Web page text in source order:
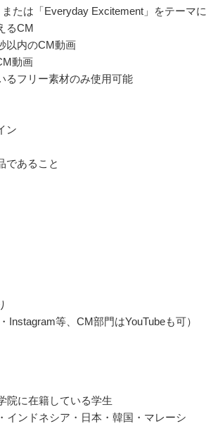
たは「Everyday Excitement」をテーマに
るCM
以内のCM動画
動画
るフリー素材のみ使用可能
ン
であること
等、CM部門はYouTubeも可）
院に在籍している学生
インドネシア・日本・韓国・マレーシ